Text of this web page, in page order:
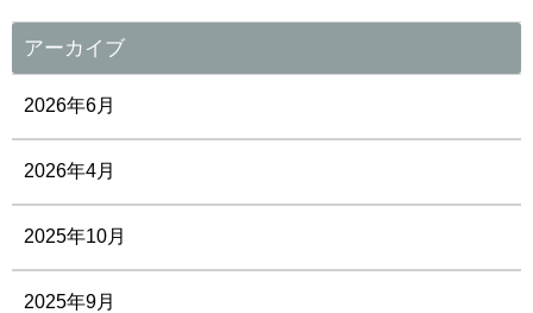
アーカイブ
2026年6月
2026年4月
2025年10月
2025年9月